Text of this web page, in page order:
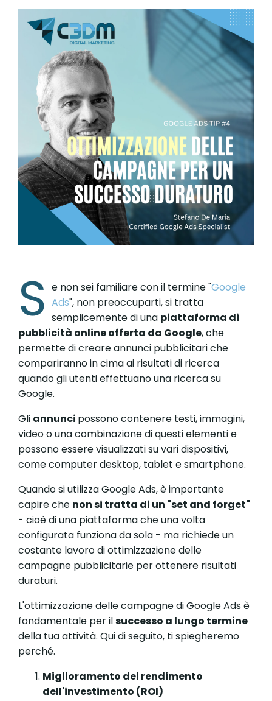
S e non sei familiare con il termine "Google
Ads", non preoccuparti, si tratta
semplicemente di una piattaforma di
pubblicità online offerta da Google, che
permette di creare annunci pubblicitari che
compariranno in cima ai risultati di ricerca
quando gli utenti effettuano una ricerca su
Google.
Gli annunci possono contenere testi, immagini,
video o una combinazione di questi elementi e
possono essere visualizzati su vari dispositivi,
come computer desktop, tablet e smartphone.
Quando si utilizza Google Ads, è importante
capire che non si tratta di un "set and forget"
- cioè di una piattaforma che una volta
configurata funziona da sola - ma richiede un
costante lavoro di ottimizzazione delle
campagne pubblicitarie per ottenere risultati
duraturi.
L'ottimizzazione delle campagne di Google Ads è
fondamentale per ilsuccesso a lungo termine
della tua attività. Qui di seguito, ti spiegheremo
perché.
Miglioramento del rendimento
dell'investimento (ROI)